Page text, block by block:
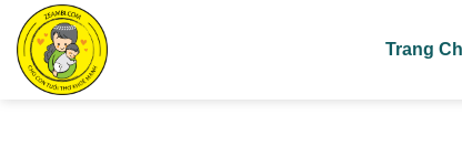
Skip
content
Trang